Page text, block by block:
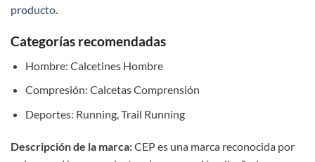
producto.
Categorías recomendadas
Hombre: Calcetines Hombre
Compresión: Calcetas Comprensión
Deportes: Running, Trail Running
Descripción de la marca:CEP es una marca reconocida por